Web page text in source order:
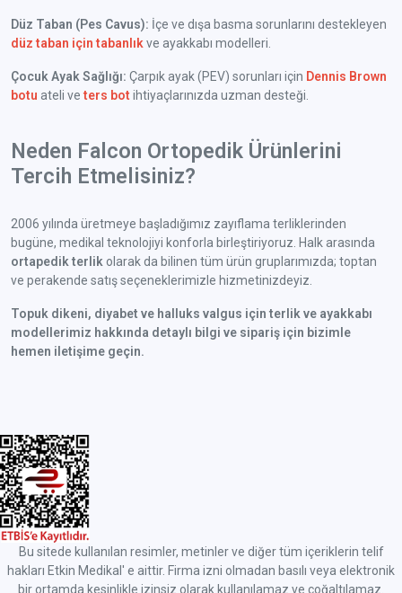
Düz Taban (Pes Cavus): İçe ve dışa basma sorunlarını destekleyen
düz taban için tabanlık ve ayakkabı modelleri.
Çocuk Ayak Sağlığı: Çarpık ayak (PEV) sorunları için Dennis Brown
botu ateli veters bot ihtiyaçlarınızda uzman desteği.
Neden Falcon Ortopedik Ürünlerini
Tercih Etmelisiniz?
2006 yılında üretmeye başladığımız zayıflama terliklerinden
bugüne, medikal teknolojiyi konforla birleştiriyoruz. Halk arasında
ortapedik terlik olarak da bilinen tüm ürün gruplarımızda; toptan
ve perakende satış seçeneklerimizle hizmetinizdeyiz.
Topuk dikeni, diyabet ve halluks valgus için terlik ve ayakkabı
modellerimiz hakkında detaylı bilgi ve sipariş için bizimle
hemen iletişime geçin.
Bu sitede kullanılan resimler, metinler ve diğer tüm içeriklerin telif
hakları Etkin Medikal' e aittir. Firma izni olmadan basılı veya elektronik
bir ortamda kesinlikle izinsiz olarak kullanılamaz ve çoğaltılamaz.